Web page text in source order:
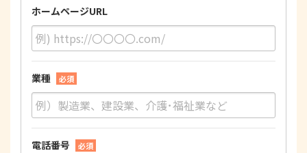
ホームページURL
業種 必須
電話番号 必須